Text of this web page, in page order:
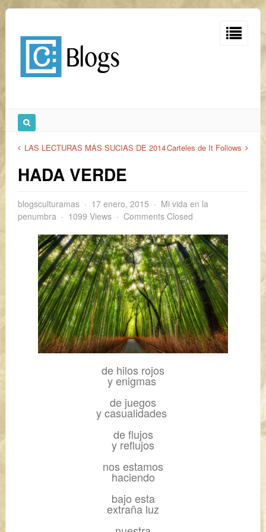
LAS LECTURAS MÁS SUCIAS DE 2014Carteles de It Follows
HADA VERDE
blogsculturamas 17 enero, 2015
Mi vida en la
penumbra
1099 Views Comments Closed
de hilos rojos
y enigmas
de juegos
y casualidades
de flujos
y reflujos
nos estamos
haciendo
bajo esta
extraña luz